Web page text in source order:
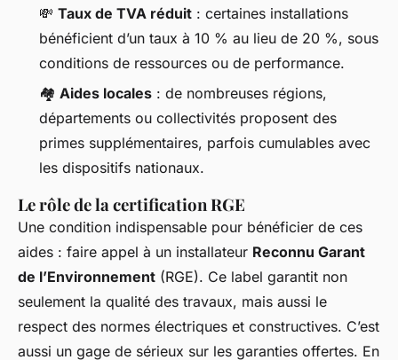
💸 Taux de TVA réduit : certaines installations
bénéficient d’un taux à 10 % au lieu de 20 %, sous
conditions de ressources ou de performance.
🏘️ Aides locales : de nombreuses régions,
départements ou collectivités proposent des
primes supplémentaires, parfois cumulables avec
les dispositifs nationaux.
Le rôle de la certification RGE
Une condition indispensable pour bénéficier de ces
aides : faire appel à un installateur Reconnu Garant
de l’Environnement (RGE). Ce label garantit non
seulement la qualité des travaux, mais aussi le
respect des normes électriques et constructives. C’est
aussi un gage de sérieux sur les garanties offertes. En